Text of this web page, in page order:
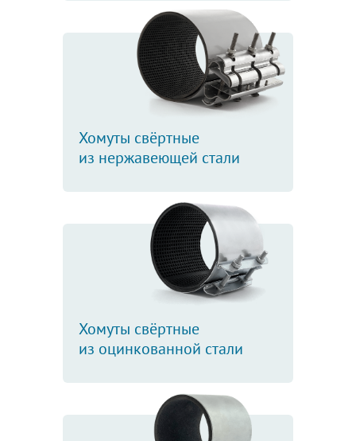
Хомуты свёртные
из нержавеющей стали
Хомуты свёртные
из оцинкованной стали